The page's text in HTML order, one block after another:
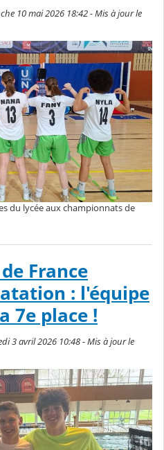
10 mai 2026 18:42 - Mis à jour le
du lycée aux championnats de
France
: l'équipe
7e place !
3 avril 2026 10:48 - Mis à jour le